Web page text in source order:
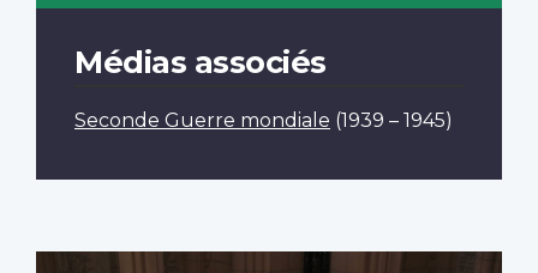
Médias associés
Seconde Guerre mondiale (1939 – 1945)